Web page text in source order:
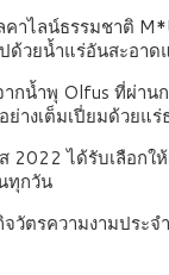
คาไลน์ธรรมชาติ
วยน้ำแร่อันสะอาด
กน้ำพุ Olfus ที่ผ่าน
างเต็มเปี่ยมด้วยแ
ส 2022 ได้รับเลื
ทุกวัน
ตรความงามประจ